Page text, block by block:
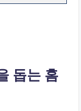
돕는 홈